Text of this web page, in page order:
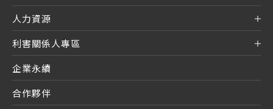
人力資源
利害關係人專區
企業永續
合作夥伴